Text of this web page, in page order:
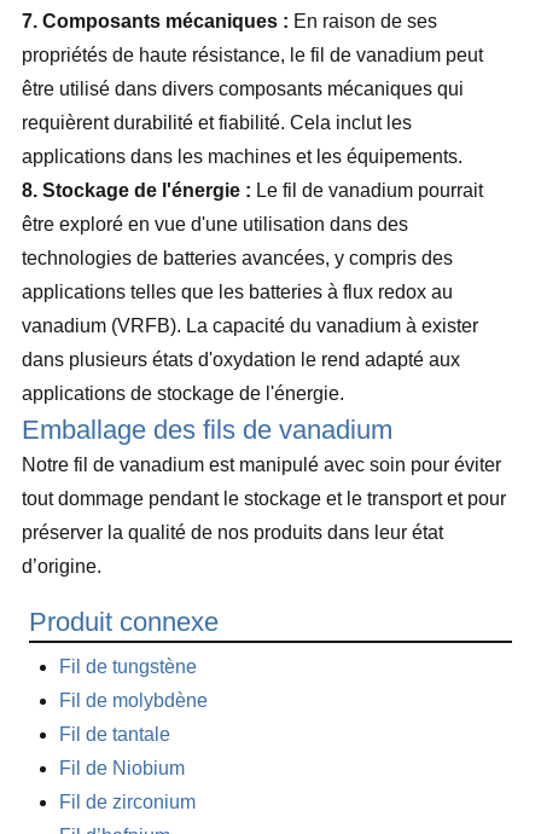
7. Composants mécaniques : En raison de ses
propriétés de haute résistance, le fil de vanadium peut
être utilisé dans divers composants mécaniques qui
requièrent durabilité et fiabilité. Cela inclut les
applications dans les machines et les équipements.
8. Stockage de l'énergie : Le fil de vanadium pourrait
être exploré en vue d'une utilisation dans des
technologies de batteries avancées, y compris des
applications telles que les batteries à flux redox au
vanadium (VRFB). La capacité du vanadium à exister
dans plusieurs états d'oxydation le rend adapté aux
applications de stockage de l'énergie.
Emballage des fils de vanadium
Notre fil de vanadium est manipulé avec soin pour éviter
tout dommage pendant le stockage et le transport et pour
préserver la qualité de nos produits dans leur état
d’origine.
Produit connexe
Fil de tungstène
Fil de molybdène
Fil de tantale
Fil de Niobium
Fil de zirconium